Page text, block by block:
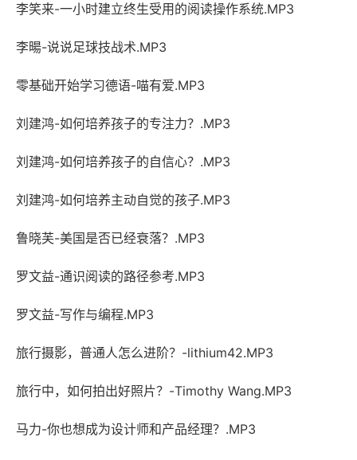
李笑来-一小时建立终生受用的阅读操作系统.MP3
李暘-说说足球技战术.MP3
零基础开始学习德语-喵有爱.MP3
刘建鸿-如何培养孩子的专注力？.MP3
刘建鸿-如何培养孩子的自信心？.MP3
刘建鸿-如何培养主动自觉的孩子.MP3
鲁晓芙-美国是否已经衰落？.MP3
罗文益-通识阅读的路径参考.MP3
罗文益-写作与编程.MP3
旅行摄影，普通人怎么进阶？-lithium42.MP3
旅行中，如何拍出好照片？-Timothy Wang.MP3
马力-你也想成为设计师和产品经理？.MP3